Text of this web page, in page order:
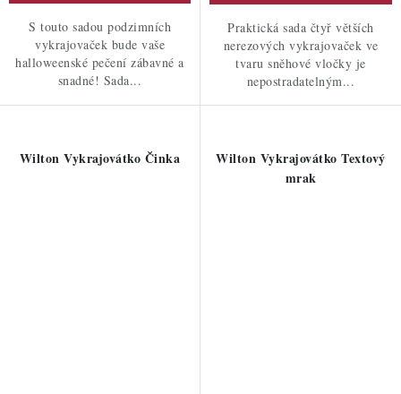
S touto sadou podzimních
vykrajovaček bude vaše
halloweenské pečení zábavné a
snadné! Sada...
Praktická sada čtyř větších
nerezových vykrajovaček ve
tvaru sněhové vločky je
nepostradatelným...
Wilton Vykrajovátko Činka
Wilton Vykrajovátko Textový
mrak